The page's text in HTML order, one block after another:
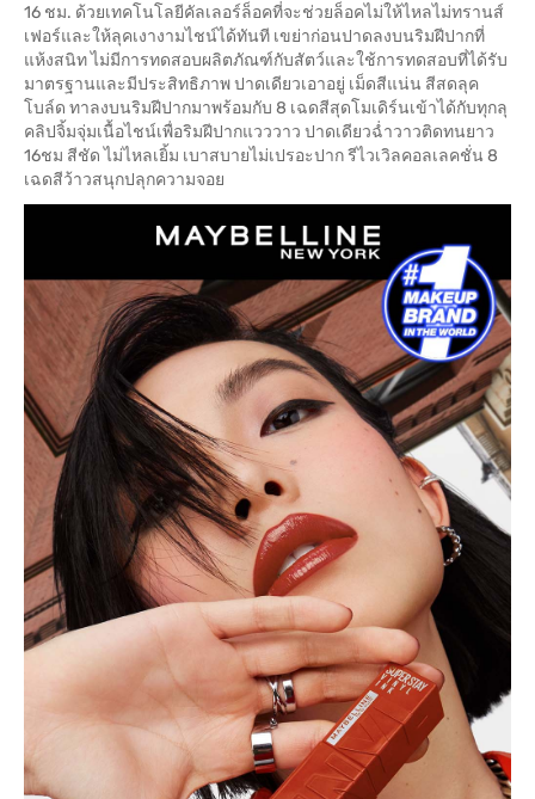
16 ชม. ด้วยเทคโนโลยีคัลเลอร์ล็อคที่จะช่วยล็อคไม่ให้ไหลไม่ทรานส์
เฟอร์และให้ลุคเงางามไชน์ได้ทันที เขย่าก่อนปาดลงบนริมฝีปากที่
แห้งสนิท ไม่มีการทดสอบผลิตภัณฑ์กับสัตว์และใช้การทดสอบที่ได้รับ
มาตรฐานและมีประสิทธิภาพ ปาดเดียวเอาอยู่ เม็ดสีแน่น สีสดลุค
โบล์ด ทาลงบนริมฝีปากมาพร้อมกับ 8 เฉดสีสุดโมเดิร์นเข้าได้กับทุกลุ
คลิปจิ้มจุ่มเนื้อไชน์เพื่อริมฝีปากแวววาว ปาดเดียวฉ่ำวาวติดทนยาว
16ชม สีชัด ไม่ไหลเยิ้ม เบาสบายไม่เปรอะปาก รีไวเวิลคอลเลคชั่น 8
เฉดสีว้าวสนุกปลุกความจอย